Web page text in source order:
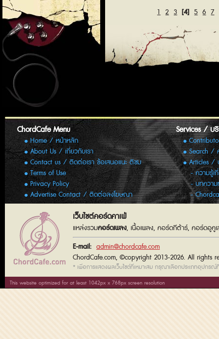
1 2 3 [4] 5 6 7
ChordCafe Menu
Home / หน้าหลัก
About Us / เกี่ยวกับเรา
Contact us / ติดต่อเรา ข้อเสนอแนะ ติชม
Terms of Use
Privacy Policy
Advertise Contact / ติดต่อลงโฆษณา
Services / บ
Search /
Articles /
ความรู้
บทความ
เว็บไซต์คอร์ดคาเฟ่
แหล่งรวมคอร์ดเพลง, เนื้อเพลง, คอร์ดกีต้าร์, คอร์ดอูคู
E-mail: admin@chordcafe.com
ChordCafe.com, ©copyright 2013-2026. All rights
* เพื่อการแสดงผลเว็บไซต์ที่เหมาะสม กรุณาเลือกประเภทอุปกรณ์
This website optimized for at least 1042px x 768px screen resolution